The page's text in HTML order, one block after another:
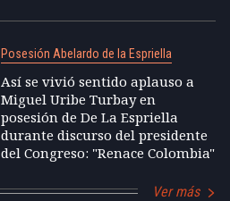
Posesión Abelardo de la Espriella
Así se vivió sentido aplauso a
Miguel Uribe Turbay en
posesión de De La Espriella
durante discurso del presidente
del Congreso: "Renace Colombia"
Ver más